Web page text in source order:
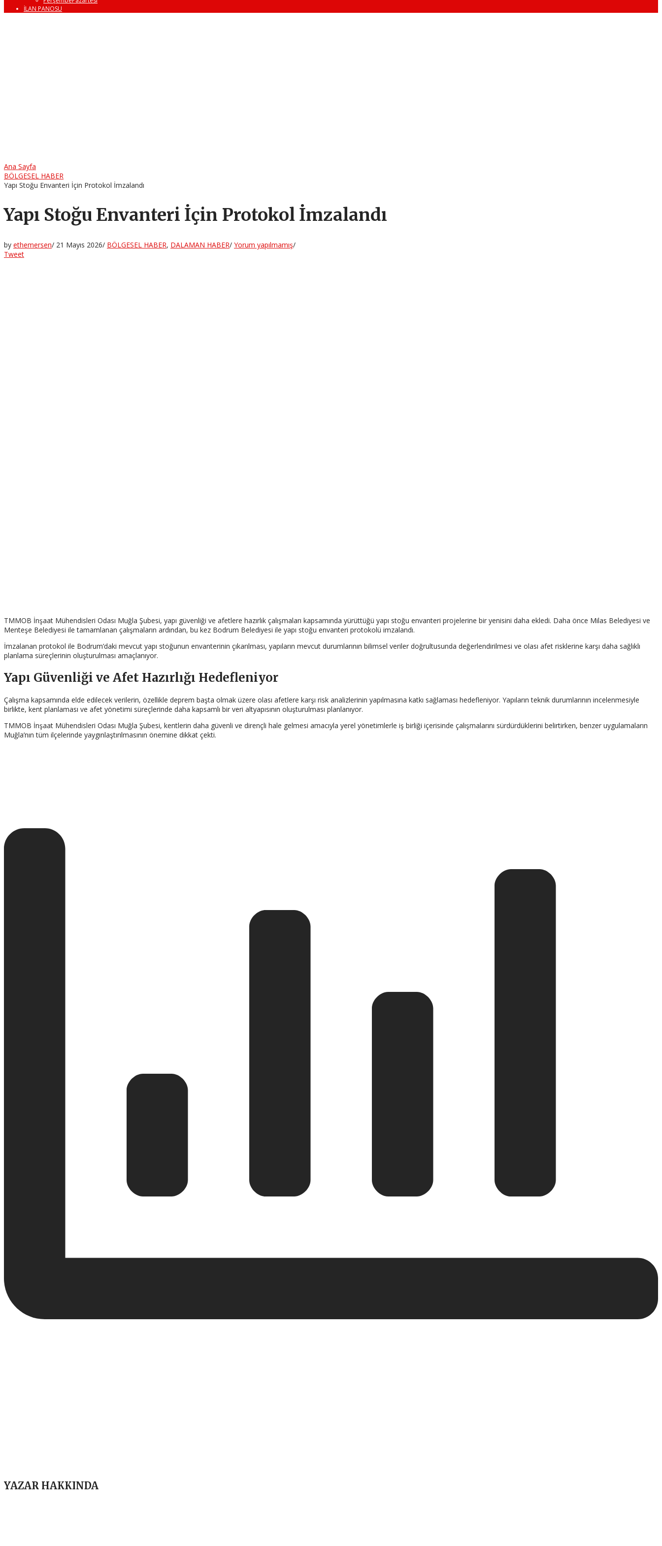
İLAN PANOSU
Ana Sayfa
BÖLGESEL HABER
Yapı Stoğu Envanteri İçin Protokol İmzalandı
Yapı Stoğu Envanteri İçin Protokol İmzalandı
by ethemersen/ 21 Mayıs 2026/ BÖLGESEL HABER, DALAMAN HABER/ Yorum yapılmamış/
Tweet
TMMOB İnşaat Mühendisleri Odası Muğla Şubesi, yapı güvenliği ve afetlere hazırlık çalışmaları kapsamında yürüttüğü yapı stoğu envanteri projelerine bir yenisini daha ekledi. Daha önce Milas Belediyesi ve
Menteşe Belediyesi ile tamamlanan çalışmaların ardından, bu kez Bodrum Belediyesi ile yapı stoğu envanteri protokolü imzalandı.
İmzalanan protokol ile Bodrum’daki mevcut yapı stoğunun envanterinin çıkarılması, yapıların mevcut durumlarının bilimsel veriler doğrultusunda değerlendirilmesi ve olası afet risklerine karşı daha sağlıklı
planlama süreçlerinin oluşturulması amaçlanıyor.
Yapı Güvenliği ve Afet Hazırlığı Hedefleniyor
Çalışma kapsamında elde edilecek verilerin, özellikle deprem başta olmak üzere olası afetlere karşı risk analizlerinin yapılmasına katkı sağlaması hedefleniyor. Yapıların teknik durumlarının incelenmesiyle
birlikte, kent planlaması ve afet yönetimi süreçlerinde daha kapsamlı bir veri altyapısının oluşturulması planlanıyor.
TMMOB İnşaat Mühendisleri Odası Muğla Şubesi, kentlerin daha güvenli ve dirençli hale gelmesi amacıyla yerel yönetimlerle iş birliği içerisinde çalışmalarını sürdürdüklerini belirtirken, benzer uygulamaların
Muğla’nın tüm ilçelerinde yaygınlaştırılmasının önemine dikkat çekti.
YAZAR HAKKINDA